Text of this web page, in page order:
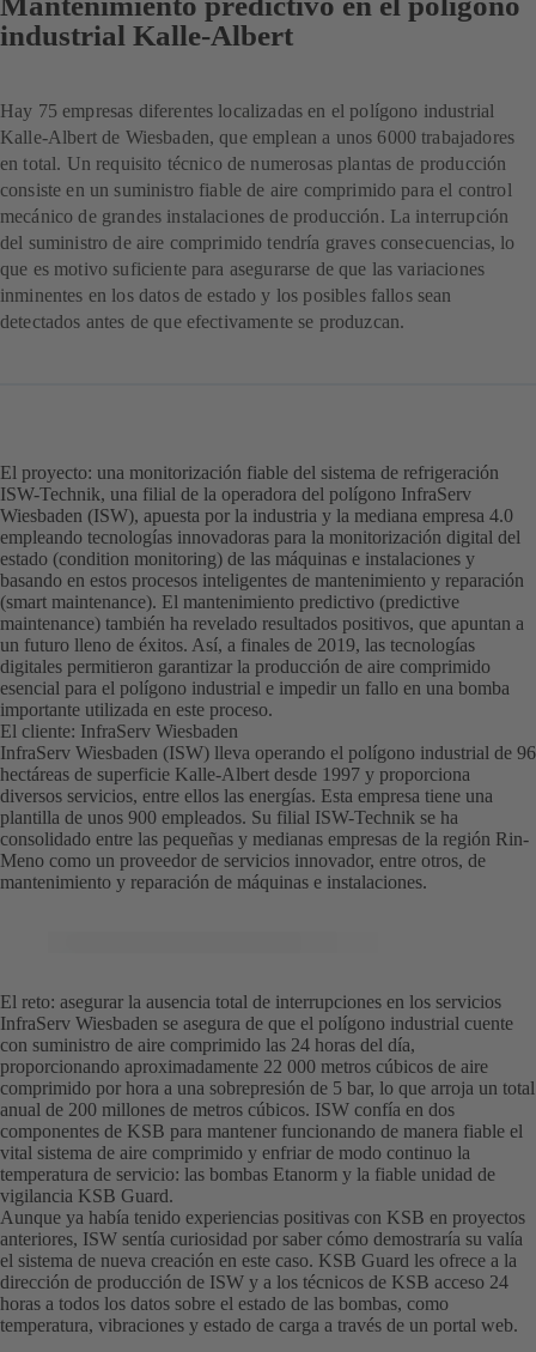
industrial Kalle-Albert
Hay 75 empresas diferentes localizadas en el polígono industrial
Kalle-Albert de Wiesbaden, que emplean a unos 6000 trabajadores
en total. Un requisito técnico de numerosas plantas de producción
consiste en un suministro fiable de aire comprimido para el control
mecánico de grandes instalaciones de producción. La interrupción
del suministro de aire comprimido tendría graves consecuencias, lo
que es motivo suficiente para asegurarse de que las variaciones
inminentes en los datos de estado y los posibles fallos sean
detectados antes de que efectivamente se produzcan.
El proyecto: una monitorización fiable del sistema de refrigeración
ISW-Technik, una filial de la operadora del polígono InfraServ
Wiesbaden (ISW), apuesta por la industria y la mediana empresa 4.0
empleando tecnologías innovadoras para la monitorización digital del
estado (condition monitoring) de las máquinas e instalaciones y
basando en estos procesos inteligentes de mantenimiento y reparación
(smart maintenance). El mantenimiento predictivo (predictive
maintenance) también ha revelado resultados positivos, que apuntan a
un futuro lleno de éxitos. Así, a finales de 2019, las tecnologías
digitales permitieron garantizar la producción de aire comprimido
esencial para el polígono industrial e impedir un fallo en una bomba
importante utilizada en este proceso.
El cliente: InfraServ Wiesbaden
InfraServ Wiesbaden (ISW) lleva operando el polígono industrial de 96
hectáreas de superficie Kalle-Albert desde 1997 y proporciona
diversos servicios, entre ellos las energías. Esta empresa tiene una
plantilla de unos 900 empleados. Su filial ISW-Technik se ha
consolidado entre las pequeñas y medianas empresas de la región Rin-
Meno como un proveedor de servicios innovador, entre otros, de
mantenimiento y reparación de máquinas e instalaciones.
El reto: asegurar la ausencia total de interrupciones en los servicios
InfraServ Wiesbaden se asegura de que el polígono industrial cuente
con suministro de aire comprimido las 24 horas del día,
proporcionando aproximadamente 22 000 metros cúbicos de aire
comprimido por hora a una sobrepresión de 5 bar, lo que arroja un total
anual de 200 millones de metros cúbicos. ISW confía en dos
componentes de KSB para mantener funcionando de manera fiable el
vital sistema de aire comprimido y enfriar de modo continuo la
temperatura de servicio: las bombas Etanorm y la fiable unidad de
vigilancia KSB Guard.
Aunque ya había tenido experiencias positivas con KSB en proyectos
anteriores, ISW sentía curiosidad por saber cómo demostraría su valía
el sistema de nueva creación en este caso. KSB Guard les ofrece a la
dirección de producción de ISW y a los técnicos de KSB acceso 24
horas a todos los datos sobre el estado de las bombas, como
temperatura, vibraciones y estado de carga a través de un portal web.